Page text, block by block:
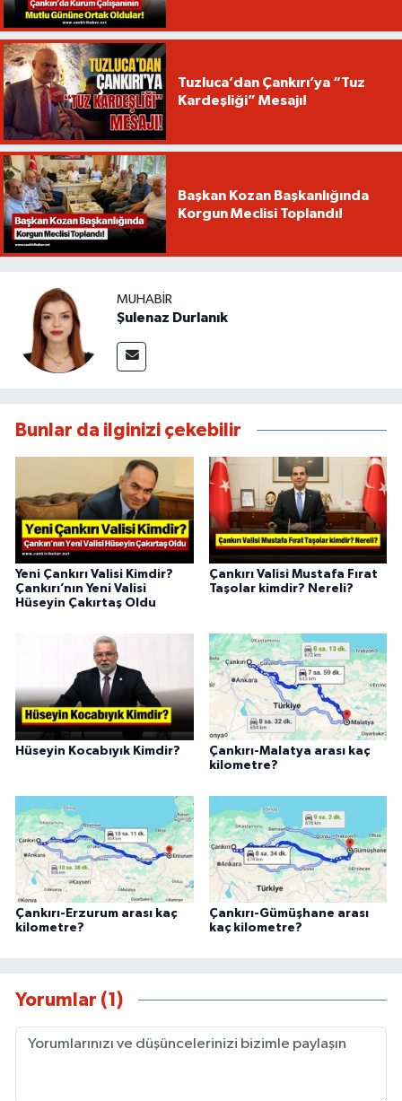
Tuzluca’dan Çankırı’ya “Tuz
Kardeşliği” Mesajı!
Başkan Kozan Başkanlığında
Korgun Meclisi Toplandı!
MUHABIR
Şulenaz Durlanık
Bunlar da ilginizi çekebilir
Yeni Çankırı Valisi Kimdir?
Çankırı’nın Yeni Valisi
Hüseyin Çakırtaş Oldu
Çankırı Valisi Mustafa Fırat
Taşolar kimdir? Nereli?
Hüseyin Kocabıyık Kimdir?
Çankırı-Malatya arası kaç
kilometre?
Çankırı-Erzurum arası kaç
kilometre?
Çankırı-Gümüşhane arası
kaç kilometre?
Yorumlar (1)